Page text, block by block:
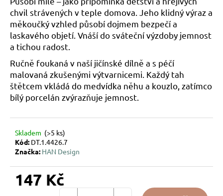
chvil strávených v teple domova. Jeho klidný výraz a
měkoučký vzhled působí dojmem bezpečí a
laskavého objetí. Vnáší do sváteční výzdoby jemnost
a tichou radost.
Ručně foukaná v naší jičínské dílně a s péčí
malovaná zkušenými výtvarnicemi. Každý tah
štětcem vkládá do medvídka něhu a kouzlo, zatímco
bílý porcelán zvýrazňuje jemnost.
Skladem (>5 ks)
Kód: DT.1.4426.7
Značka: HAN Design
147 Kč
D
o
p
o
r
u
č
u
j
e
SKŘIPCI
HAN